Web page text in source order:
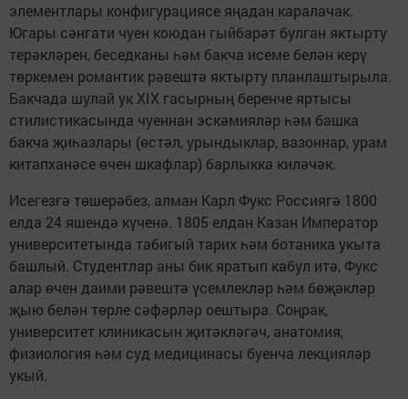
элементлары конфигурациясе яңадан каралачак.
Югары сәнгати чуен коюдан гыйбарәт булган яктырту
терәкләрен, беседканы һәм бакча исеме белән керү
төркемен романтик рәвештә яктырту планлаштырыла.
Бакчада шулай ук XIX гасырның беренче яртысы
стилистикасында чуеннан эскәмияләр һәм башка
бакча җиһазлары (өстәл, урындыклар, вазоннар, урам
китапханәсе өчен шкафлар) барлыкка киләчәк.
Исегезгә төшерәбез, алман Карл Фукс Россиягә 1800
елда 24 яшендә күченә. 1805 елдан Казан Император
университетында табигый тарих һәм ботаника укыта
башлый. Студентлар аны бик яратып кабул итә, Фукс
алар өчен даими рәвештә үсемлекләр һәм бөҗәкләр
җыю белән төрле сәфәрләр оештыра. Соңрак,
университет клиникасын җитәкләгәч, анатомия,
физиология һәм суд медицинасы буенча лекцияләр
укый.